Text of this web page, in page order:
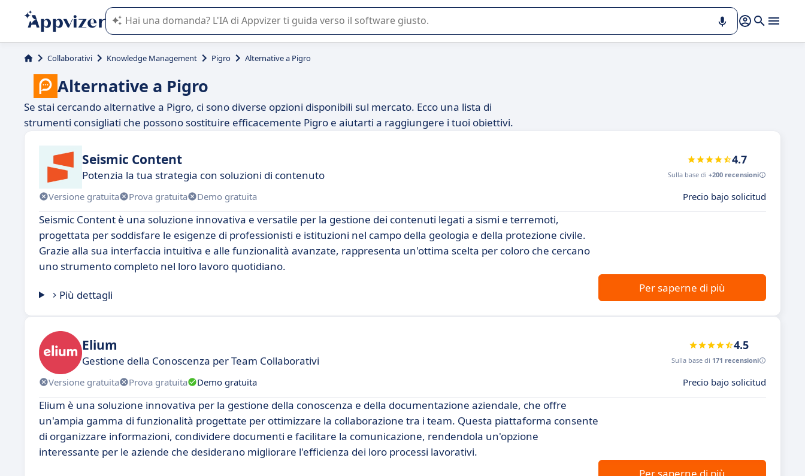
L'IA di Appvizer vi guida nell'utilizzo o nella scelta di un software SaaS per la vostra azienda.
Collaborativi Knowledge Management Pigro Alternative a Pigro
Alternative a Pigro
Se stai cercando alternative a Pigro, ci sono diverse opzioni disponibili sul mercato. Ecco una lista di
strumenti consigliati che possono sostituire efficacemente Pigro e aiutarti a raggiungere i tuoi obiettivi.
Seismic Content
Potenzia la tua strategia con soluzioni di contenuto
4.7
Sulla base di +200 recensioni
Versione gratuita Prova gratuita Demo gratuita Precio bajo solicitud
Seismic Content è una soluzione innovativa e versatile per la gestione dei contenuti legati a sismi e terremoti,
progettata per soddisfare le esigenze di professionisti e istituzioni nel campo della geologia e della protezione civile.
Grazie alla sua interfaccia intuitiva e alle funzionalità avanzate, rappresenta un'ottima scelta per coloro che cercano
uno strumento completo nel loro lavoro quotidiano.
Più dettagli
Per saperne di più
Elium
Gestione della Conoscenza per Team Collaborativi
4.5
Sulla base di 171 recensioni
Versione gratuita Prova gratuita Demo gratuita Precio bajo solicitud
Elium è una soluzione innovativa per la gestione della conoscenza e della documentazione aziendale, che offre
un'ampia gamma di funzionalità progettate per ottimizzare la collaborazione tra i team. Questa piattaforma consente
di organizzare informazioni, condividere documenti e facilitare la comunicazione, rendendola un'opzione
interessante per le aziende che desiderano migliorare l'efficienza dei loro processi lavorativi.